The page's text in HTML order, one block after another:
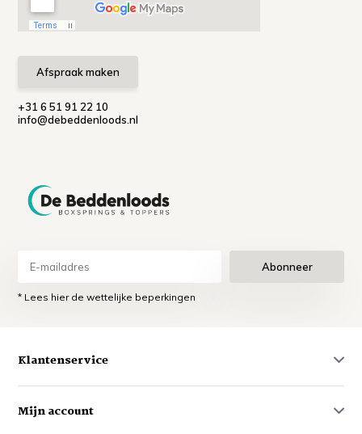
Afspraak maken
+31 6 51 91 22 10
info@debeddenloods.nl
Abonneer
* Lees hier de wettelijke beperkingen
Klantenservice
Mijn account